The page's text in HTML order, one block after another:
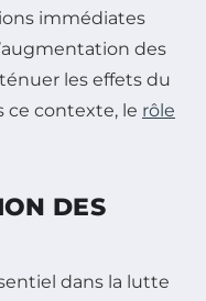
immédiates
des
les effets du
ce contexte, le rôle
DES
dans la lutte